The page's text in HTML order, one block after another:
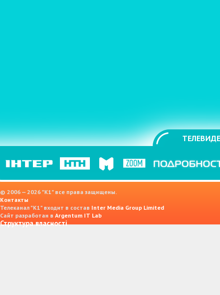
© 2006 — 2026 "K1" все права защищены.
Контакты
Телеканал "К1" входит в состав Inter Media Group Limited
Сайт разработан в Argentum IT Lab
Структура власності